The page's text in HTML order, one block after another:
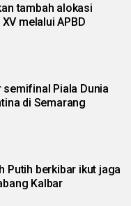
tambah alokasi
melalui APBD
semifinal Piala Dunia
di Semarang
Putih berkibar ikut jaga
Kalbar